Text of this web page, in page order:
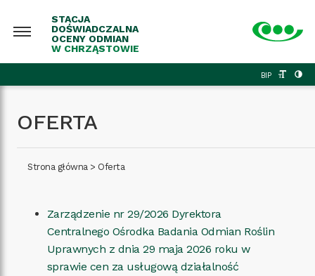
STACJA
DOŚWIADCZALNA
OCENY ODMIAN
W CHRZĄSTOWIE
BIP
OFERTA
Strona główna> Oferta
Zarządzenie nr 29/2026 Dyrektora
Centralnego Ośrodka Badania Odmian Roślin
Uprawnych z dnia 29 maja 2026 roku w
sprawie cen za usługową działalność